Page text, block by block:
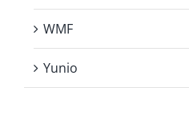
WMF
Yunio